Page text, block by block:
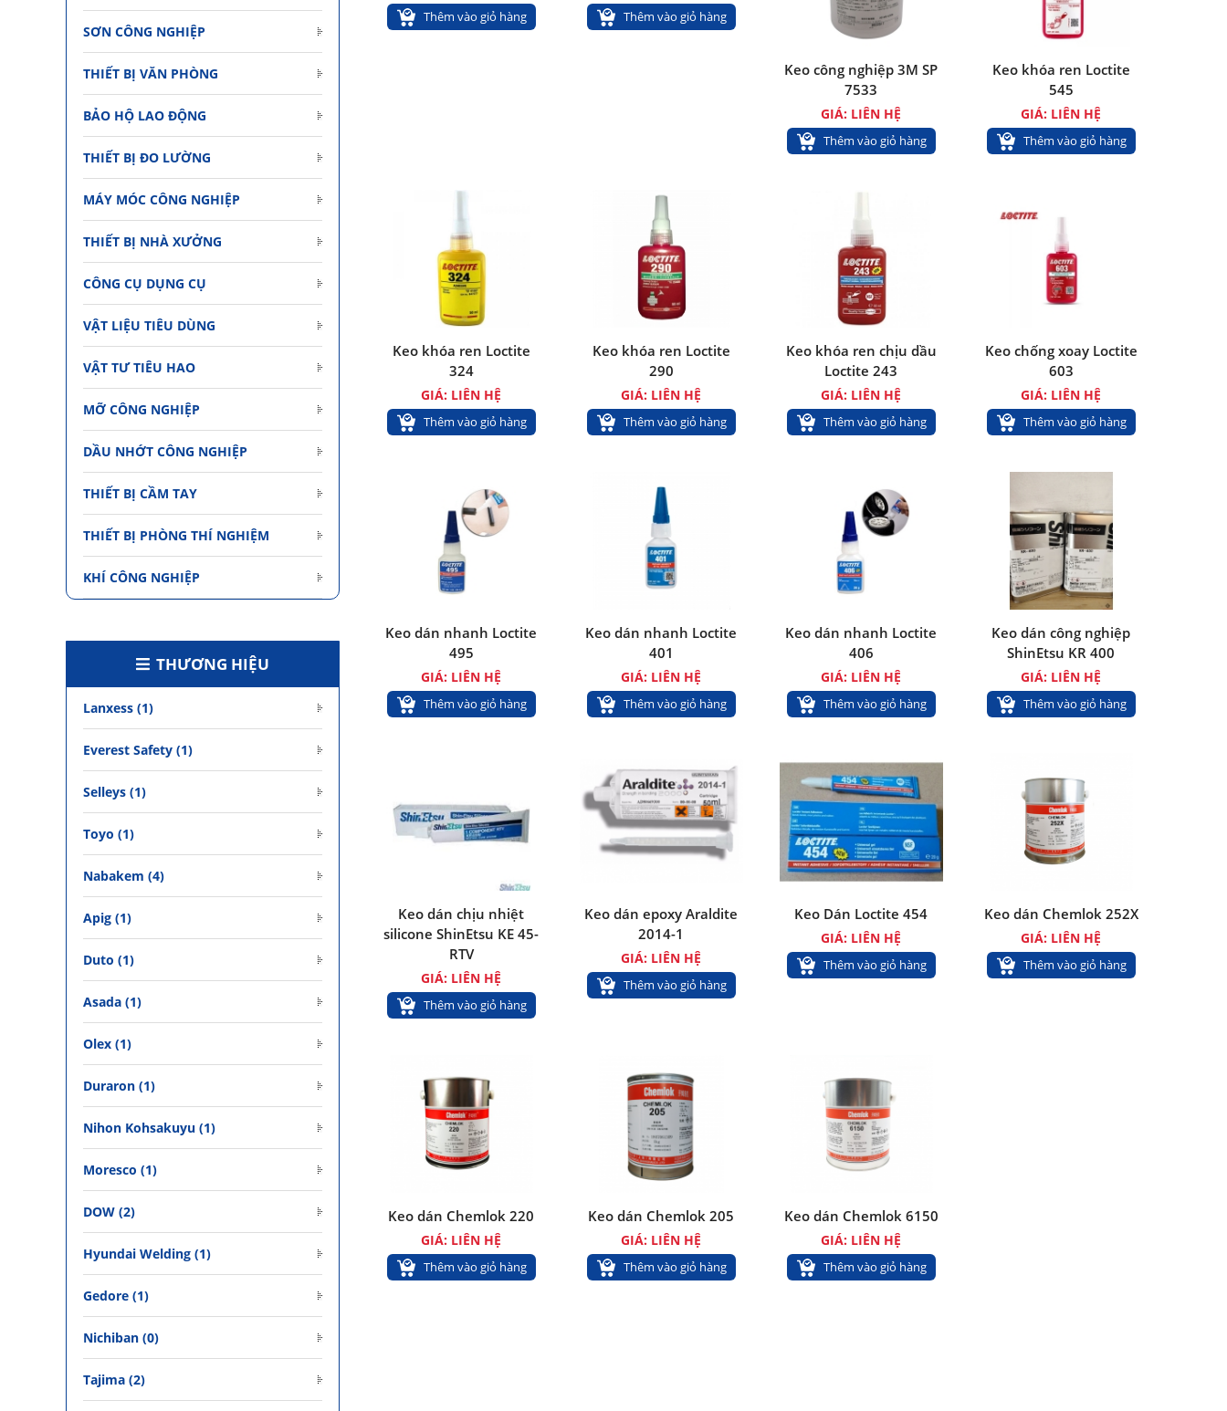
Dầu bôi trơn chống rỉ sét đa năng Pna
420 ml
Giá: 150.000 vnđ
Thêm vào giỏ hàng
Thêm vào giỏ hàng Thêm vào giỏ hàng
Keo công nghiệp 3M SP
7533
GIÁ: LIÊN HỆ
Thêm vào giỏ hàng
Keo khóa ren Loctite
545
GIÁ: LIÊN HỆ
Thêm vào giỏ hàng
Keo khóa ren Loctite
324
GIÁ: LIÊN HỆ
Thêm vào giỏ hàng
Keo khóa ren Loctite
290
GIÁ: LIÊN HỆ
Thêm vào giỏ hàng
Keo khóa ren chịu dầu
Loctite 243
GIÁ: LIÊN HỆ
Thêm vào giỏ hàng
Keo chống xoay Loctite
603
GIÁ: LIÊN HỆ
Thêm vào giỏ hàng
Keo dán nhanh Loctite
495
GIÁ: LIÊN HỆ
Thêm vào giỏ hàng
Keo dán nhanh Loctite
401
GIÁ: LIÊN HỆ
Thêm vào giỏ hàng
Keo dán nhanh Loctite
406
GIÁ: LIÊN HỆ
Thêm vào giỏ hàng
Keo dán công nghiệp
ShinEtsu KR 400
GIÁ: LIÊN HỆ
Thêm vào giỏ hàng
Keo dán chịu nhiệt
silicone ShinEtsu KE 45-
RTV
GIÁ: LIÊN HỆ
Thêm vào giỏ hàng
Keo dán epoxy Araldite
2014-1
GIÁ: LIÊN HỆ
Thêm vào giỏ hàng
Keo Dán Loctite 454
GIÁ: LIÊN HỆ
Thêm vào giỏ hàng
Keo dán Chemlok 252X
GIÁ: LIÊN HỆ
Thêm vào giỏ hàng
Keo dán Chemlok 220
GIÁ: LIÊN HỆ
Thêm vào giỏ hàng
Keo dán Chemlok 205
GIÁ: LIÊN HỆ
Thêm vào giỏ hàng
Keo dán Chemlok 6150
GIÁ: LIÊN HỆ
Thêm vào giỏ hàng
SƠN CÔNG NGHIỆP
THIẾT BỊ VĂN PHÒNG
BẢO HỘ LAO ĐỘNG
THIẾT BỊ ĐO LƯỜNG
MÁY MÓC CÔNG NGHIỆP
THIẾT BỊ NHÀ XƯỞNG
CÔNG CỤ DỤNG CỤ
VẬT LIỆU TIÊU DÙNG
VẬT TƯ TIÊU HAO
MỠ CÔNG NGHIỆP
DẦU NHỚT CÔNG NGHIỆP
THIẾT BỊ CẦM TAY
THIẾT BỊ PHÒNG THÍ NGHIỆM
KHÍ CÔNG NGHIỆP
THƯƠNG HIỆU
Lanxess (1)
Everest Safety (1)
Selleys (1)
Toyo (1)
Nabakem (4)
Apig (1)
Duto (1)
Asada (1)
Olex (1)
Duraron (1)
Nihon Kohsakuyu (1)
Moresco (1)
DOW (2)
Hyundai Welding (1)
Gedore (1)
Nichiban (0)
Tajima (2)